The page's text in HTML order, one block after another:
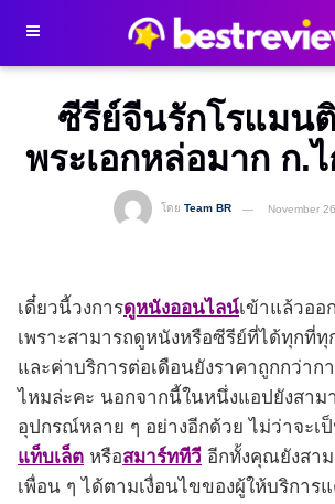
ซีรีย์จีนรักโรแมน
พระเอกหล่อมาก ก.
โดย Team BR November
เดี๋ยวนี้วงการดูหนังออนไลน์เข้าแล้วออ
เพราะสามารถดูหนังหรือซีรีย์ที่ได้ทุกที่ทุ
และค่าบริการต่อเดือนยังราคาถูกกว่าก
ไหมล่ะคะ นอกจากนี้ในหนึ่งแอปยังสาม
อุปกรณ์หลาย ๆ อย่างอีกด้วย ไม่ว่าจะเ
แท็บเล็ต หรือสมาร์ททีวี อีกทั้งคุณยังสา
เพื่อน ๆ ได้ตามเงื่อนไขของผู้ให้บริการ